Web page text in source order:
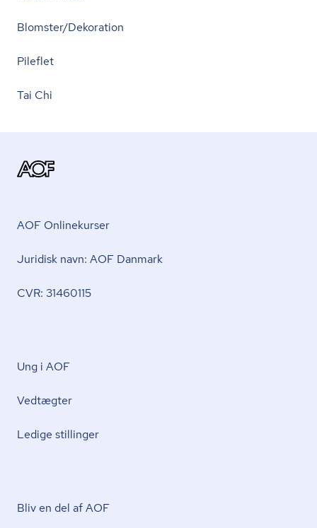
Blomster/Dekoration
Pileflet
Tai Chi
AOF Onlinekurser
Juridisk navn: AOF Danmark
CVR: 31460115
Ung i AOF
Vedtægter
Ledige stillinger
Bliv en del af AOF